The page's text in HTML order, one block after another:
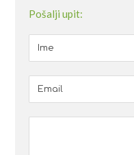
Pošalji upit: